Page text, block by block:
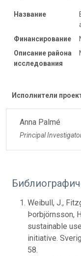
Название
Финансирование
Описание района
исследования
Исполнители
Anna Palmé
Principal
Weibull, J.,
Þorbjörnsson,
sustainable
initiative.
58.